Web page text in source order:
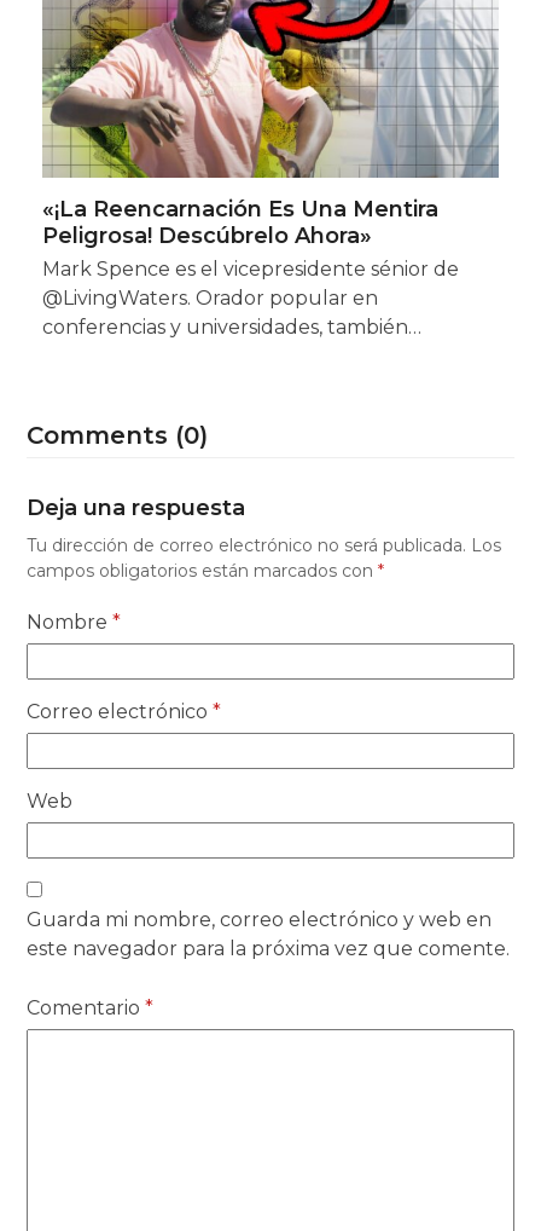
«¡La Reencarnación Es Una Mentira
Peligrosa! Descúbrelo Ahora»
Mark Spence es el vicepresidente sénior de
@LivingWaters. Orador popular en
conferencias y universidades, también…
Comments (0)
Deja una respuesta
Tu dirección de correo electrónico no será publicada. Los
campos obligatorios están marcados con*
Nombre*
Correo electrónico*
Web
Guarda mi nombre, correo electrónico y web en
este navegador para la próxima vez que comente.
Comentario*